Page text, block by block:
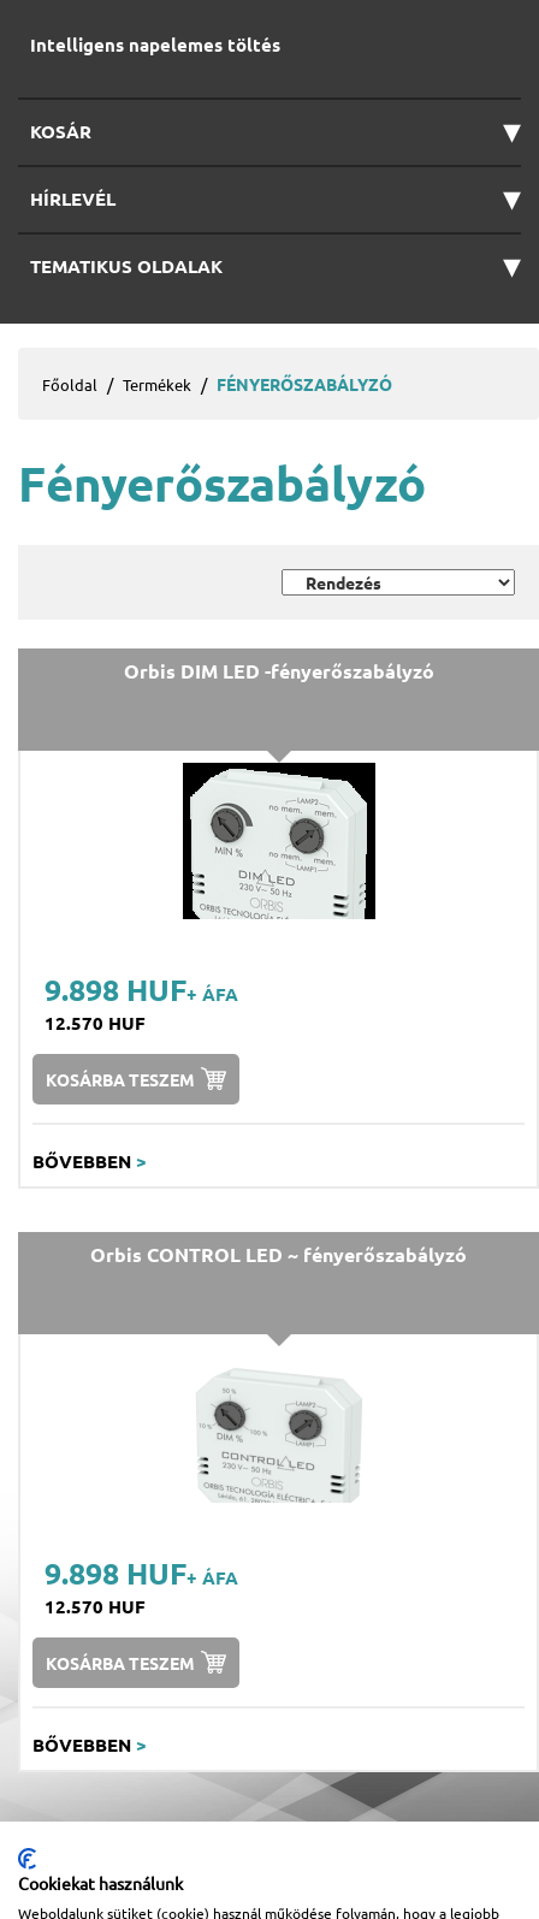
Intelligens napelemes töltés
KOSÁR ▾
HÍRLEVÉL ▾
TEMATIKUS OLDALAK ▾
Főoldal Termékek FÉNYERŐSZABÁLYZÓ
Fényerőszabályzó
Orbis DIM LED -fényerőszabályzó
9.898 HUF+ ÁFA
12.570 HUF
KOSÁRBA TESZEM
BŐVEBBEN >
Orbis CONTROL LED ~ fényerőszabályzó
9.898 HUF+ ÁFA
12.570 HUF
KOSÁRBA TESZEM
BŐVEBBEN >
Cookiekat használunk
Weboldalunk sütiket (cookie) használ működése folyamán, hogy a legjobb